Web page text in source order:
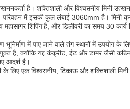
है। शक्तिशाली और विश्वसनीय मिनी
में इसकी कुल लंबाई 3060mm है। मिनी
शिपिंग है, और डिलीवरी का समय 30
में पाए जाने वाले तंग स्थानों में उपयोग
है, क्योंकि यह कंक्रीट, ईंट और डामर जैसी
आदर्श है।
के लिए एक विश्वसनीय, टिकाऊ और शक्तिशाली